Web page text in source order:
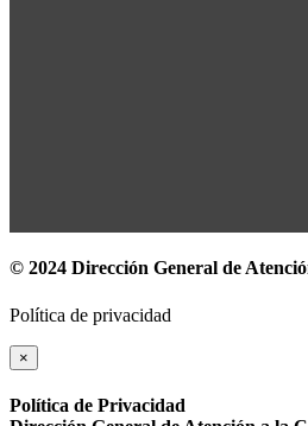
© 2024 Dirección General de
Política de privacidad
×
Política de Privacidad